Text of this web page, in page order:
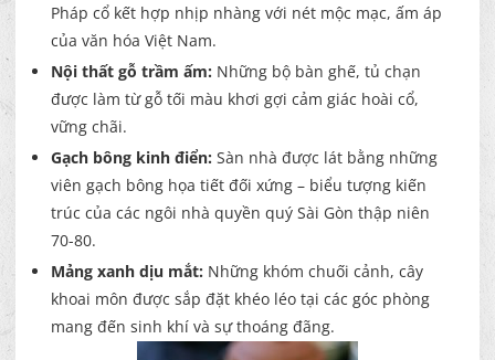
Pháp cổ kết hợp nhịp nhàng với nét mộc mạc, ấm áp
của văn hóa Việt Nam.
Nội thất gỗ trầm ấm: Những bộ bàn ghế, tủ chạn
được làm từ gỗ tối màu khơi gợi cảm giác hoài cổ,
vững chãi.
Gạch bông kinh điển: Sàn nhà được lát bằng những
viên gạch bông họa tiết đối xứng – biểu tượng kiến
trúc của các ngôi nhà quyền quý Sài Gòn thập niên
70-80.
Mảng xanh dịu mắt: Những khóm chuối cảnh, cây
khoai môn được sắp đặt khéo léo tại các góc phòng
mang đến sinh khí và sự thoáng đãng.